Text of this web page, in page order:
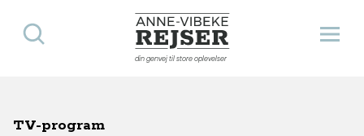
Anne-Vibeke Rejser
din genvej til store oplevelser
Åbn
Søg
TV-program